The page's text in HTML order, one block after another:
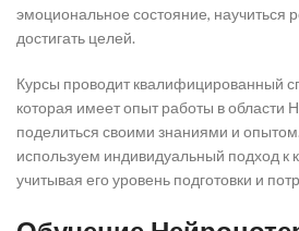
эмоциональное состояние, научиться
достигать целей.
Курсы проводит квалифицированный
которая имеет опыт работы в области
поделиться своими знаниями и
используем индивидуальный подход к
учитывая его уровень подготовки и